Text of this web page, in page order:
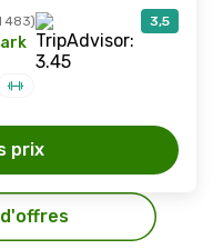
483) 3,5
prix